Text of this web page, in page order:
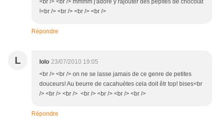
<br /> <br /> mmmm j'adore y rajouter des pepites de chocolat
!<br /> <br /> <br /> <br />
Répondre
L lolo 23/07/2010 19:05
<br /> <br /> on ne se lasse jamais de ce genre de petites
douceurs! Au beurre de cacahuètes cela doit êtr top! bises<br
/> <br /> <br /> <br /> <br /> <br /> <br />
Répondre